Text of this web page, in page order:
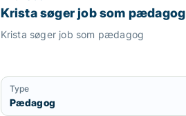
Krista søger job som pædagog
Krista søger job som pædagog
Type
Pædagog